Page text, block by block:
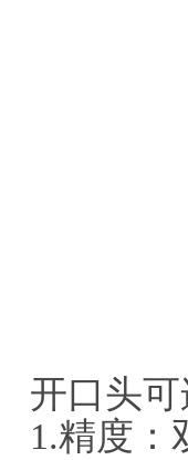
开口头
1.精度：